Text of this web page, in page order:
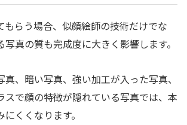
もらう場合、似顔絵師の技術だけでな
写真の質も完成度に大きく影響します。
、暗い写真、強い加工が入った写真、
スで顔の特徴が隠れている写真では、本
くくなります。